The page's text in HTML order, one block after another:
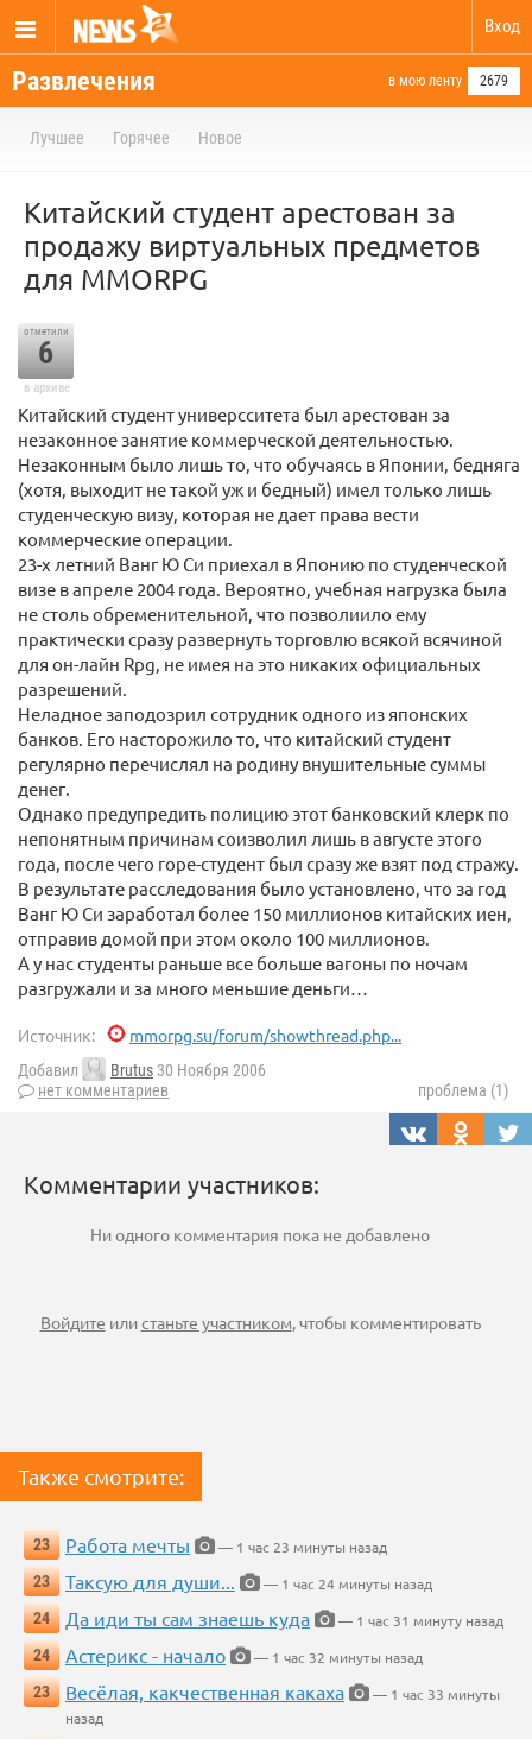
Вход
Развлечения в мою ленту 2679
Лучшее Горячее Новое
Китайский студент арестован за
продажу виртуальных предметов
для MMORPG
отметили
6
в архиве
Китайский студент универсситета был арестован за
незаконное занятие коммерческой деятельностью.
Незаконным было лишь то, что обучаясь в Японии, бедняга
(хотя, выходит не такой уж и бедный) имел только лишь
студенческую визу, которая не дает права вести
коммерческие операции.
23-х летний Ванг Ю Си приехал в Японию по студенческой
визе в апреле 2004 года. Вероятно, учебная нагрузка была
не столь обременительной, что позволиило ему
практически сразу развернуть торговлю всякой всячиной
для он-лайн Rpg, не имея на это никаких официальных
разрешений.
Неладное заподозрил сотрудник одного из японских
банков. Его насторожило то, что китайский студент
регулярно перечислял на родину внушительные суммы
денег.
Однако предупредить полицию этот банковский клерк по
непонятным причинам соизволил лишь в августе этого
года, после чего горе-студент был сразу же взят под стражу.
В результате расследования было установлено, что за год
Ванг Ю Си заработал более 150 миллионов китайских иен,
отправив домой при этом около 100 миллионов.
А у нас студенты раньше все больше вагоны по ночам
разгружали и за много меньшие деньги…
Источник: mmorpg.su/forum/showthread.php...
Добавил Brutus 30 Ноября 2006
нет комментариев
проблема (1)
Комментарии участников:
Ни одного комментария пока не добавлено
Войдите илистаньте участником, чтобы комментировать
Также смотрите:
23 Работа мечты
— 1 час 23 минуты назад
23
Таксую для души...
— 1 час 24 минуты назад
24
Да иди ты сам знаешь куда
— 1 час 31 минуту назад
24
Астерикс - начало
— 1 час 32 минуты назад
23
Весёлая, какчественная какаха
— 1 час 33 минуты
назад